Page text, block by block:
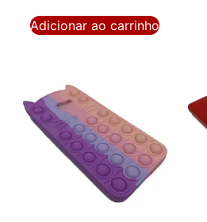
Adicionar ao carrinho